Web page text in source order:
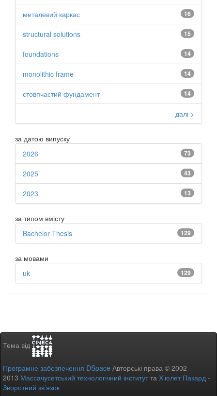
16
металевий каркас
15
structural solutions
14
foundations
14
monolithic frame
14
стовпчастий фундамент
далі >
за датою випуску
73
2026
43
2025
13
2023
за типом вмісту
129
Bachelor Thesis
за мовами
129
uk
Тема від
Програмне забезпечення DSpace Авторські права © 2002-
2013 Массачусетський технологічний інститутта Х’юлет Пакард -
Зворотний зв’язок